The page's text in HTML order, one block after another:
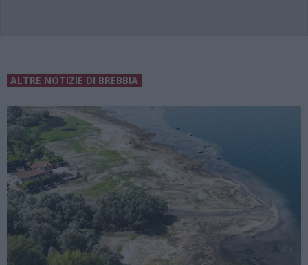
ALTRE NOTIZIE DI BREBBIA